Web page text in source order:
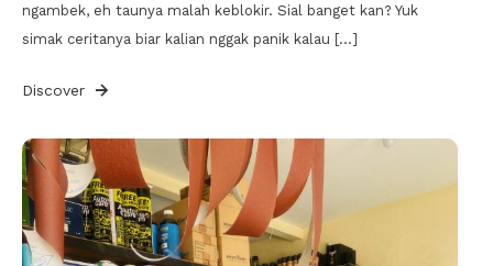
ngambek, eh taunya malah keblokir. Sial banget kan? Yuk
simak ceritanya biar kalian nggak panik kalau […]
Discover